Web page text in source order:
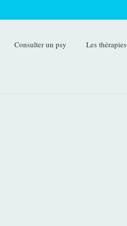
Consulter un psy Les thérapies